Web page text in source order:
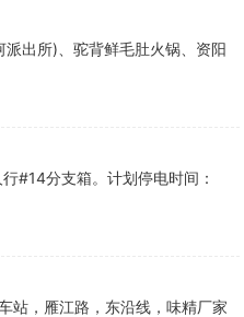
出所)、驼背鲜毛肚火锅、资阳
#14分支箱。计划停电时间：
站，雁江路，东沿线，味精厂家